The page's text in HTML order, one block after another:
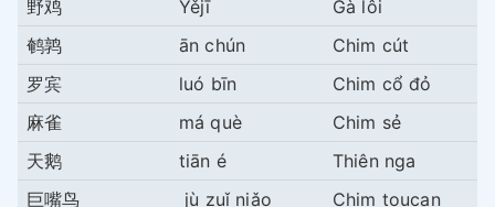
野鸡
Yějī
Gà lôi
鹌鹑
ān chún
Chim cút
罗宾
luó bīn
Chim cổ đỏ
麻雀
má què
Chim sẻ
天鹅
tiān é
Thiên nga
巨嘴鸟
jù zuǐ niǎo
Chim toucan